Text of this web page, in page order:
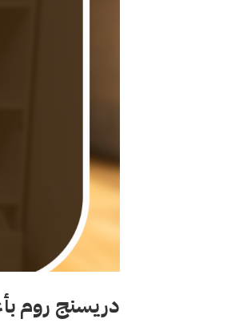
دريسنج روم